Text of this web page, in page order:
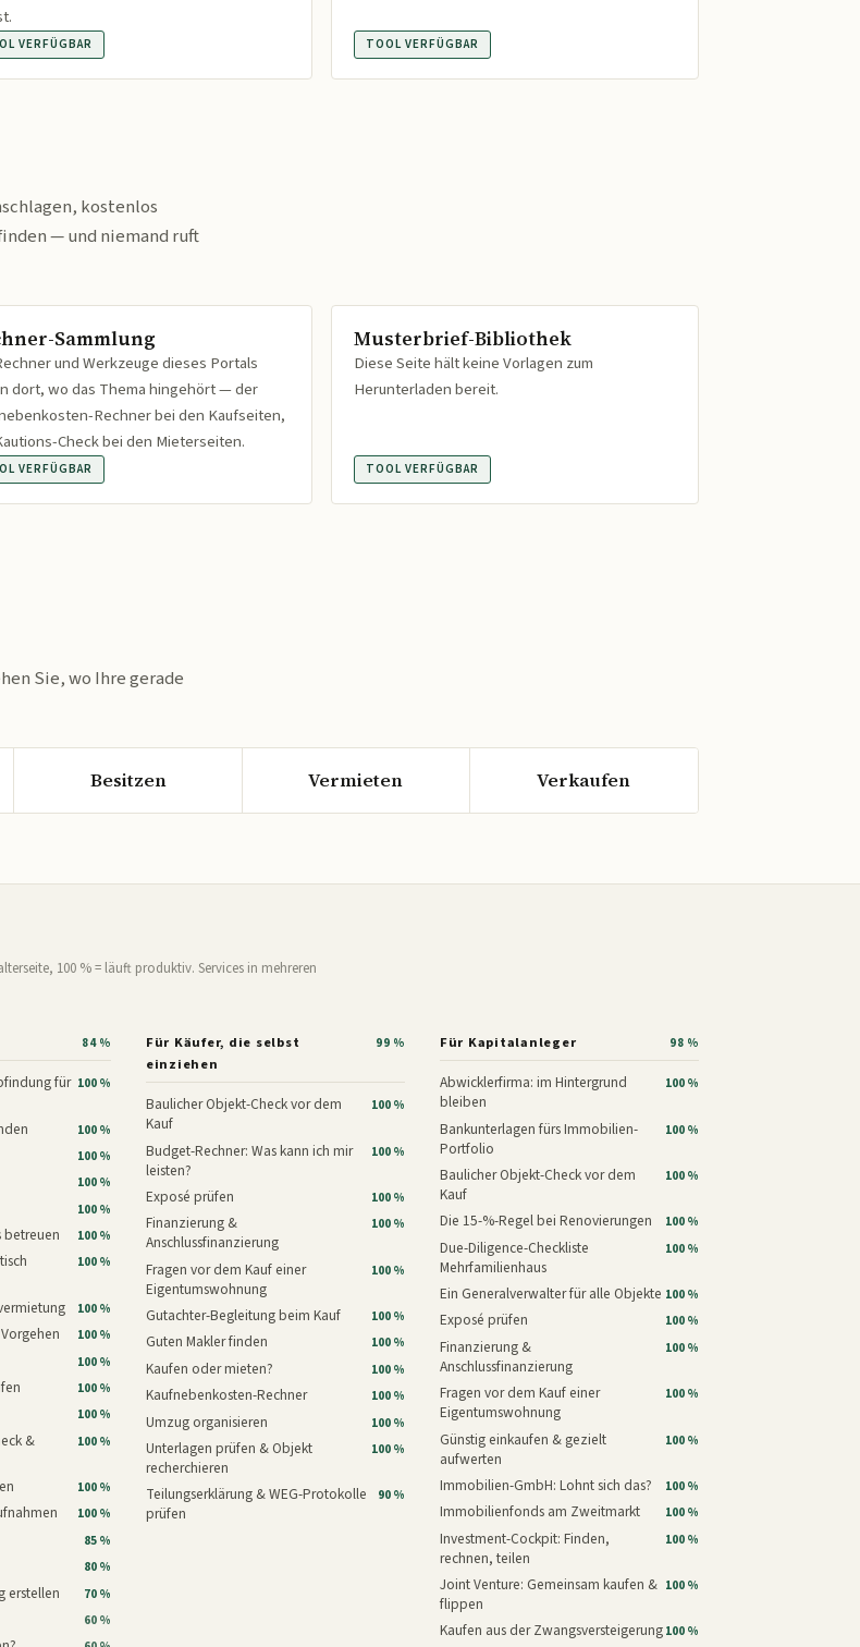
VERFÜGBAR TOOL VERFÜGBAR
kostenlos
— und niemand ruft
Sammlung
und Werkzeuge dieses Portals
dort, wo das Thema hingehört — der
Rechner bei den Kaufseiten,
Check bei den Mieterseiten.
VERFÜGBAR
Musterbrief-Bibliothek
Diese Seite hält keine Vorlagen zum
Herunterladen bereit.
TOOL VERFÜGBAR
Sie, wo Ihre gerade
Besitzen Vermieten Verkaufen
100 % = läuft produktiv. Services in mehreren
84 %
für 100 %
100 %
100 %
100 %
100 %
betreuen 100 %
100 %
100 %
100 %
100 %
100 %
100 %
&
100 %
100 %
100 %
85 %
80 %
erstellen 70 %
60 %
Für Käufer, die selbst
einziehen
99 %
Baulicher Objekt-Check vor dem
Kauf
100 %
Budget-Rechner: Was kann ich mir
leisten?
100 %
Exposé prüfen 100 %
Finanzierung &
Anschlussfinanzierung
100 %
Fragen vor dem Kauf einer
Eigentumswohnung
100 %
Gutachter-Begleitung beim Kauf 100 %
Guten Makler finden 100 %
Kaufen oder mieten? 100 %
Kaufnebenkosten-Rechner 100 %
Umzug organisieren 100 %
Unterlagen prüfen & Objekt
recherchieren
100 %
Teilungserklärung & WEG-Protokolle
prüfen
90 %
Für Kapitalanleger 98 %
Abwicklerfirma: im Hintergrund
bleiben
100 %
Bankunterlagen fürs Immobilien-
Portfolio
100 %
Baulicher Objekt-Check vor dem
Kauf
100 %
Die 15-%-Regel bei Renovierungen 100 %
Due-Diligence-Checkliste
Mehrfamilienhaus
100 %
Ein Generalverwalter für alle Objekte 100 %
Exposé prüfen 100 %
Finanzierung &
Anschlussfinanzierung
100 %
Fragen vor dem Kauf einer
Eigentumswohnung
100 %
Günstig einkaufen & gezielt
aufwerten
100 %
Immobilien-GmbH: Lohnt sich das? 100 %
Immobilienfonds am Zweitmarkt 100 %
Investment-Cockpit: Finden,
rechnen, teilen
100 %
Joint Venture: Gemeinsam kaufen &
flippen
100 %
Kaufen aus der Zwangsversteigerung100 %